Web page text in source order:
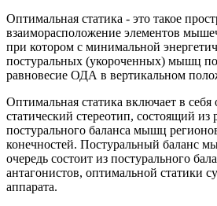
Оптимальная статика - это такое
взаиморасположение элементов
при котором с минимальной
постуральных (укороченных) мышц
равновесие ОДА в вертикальном
Оптимальная статика включает в
статический стереотип, состоящий из
постурального баланса мышц
конечностей. Постуральный баланс
очередь состоит из постурального
антагонистов, оптимальной статики
аппарата.